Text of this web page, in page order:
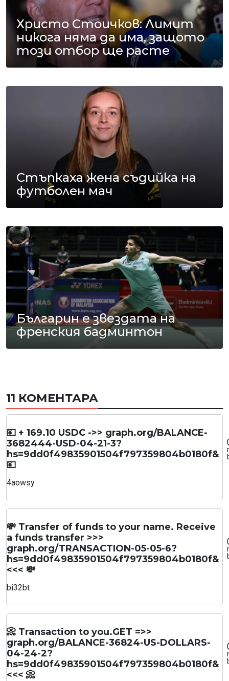
Христо Стоичков: Лимит
никога няма да има, защото
този отбор ще расте
Стъпкаха жена съдийка на
футболен мач
Българин е звездата на
френския бадминтон
11 КОМЕНТАРА
💴 + 169.10 USDC ->> graph.org/BALANCE-
3682444-USD-04-21-3?
hs=9dd0f49835901504f797359804b0180f&
💴
4aowsy
💸 Transfer of funds to your name. Receive
a funds transfer >>>
graph.org/TRANSACTION-05-05-6?
hs=9dd0f49835901504f797359804b0180f&
<<< 💸
bi32bt
📀 Transaction to you.GET =>>
graph.org/BALANCE-36824-US-DOLLARS-
04-24-2?
hs=9dd0f49835901504f797359804b0180f&
<<< 📀